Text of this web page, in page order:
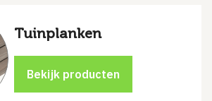
Tuinplanken